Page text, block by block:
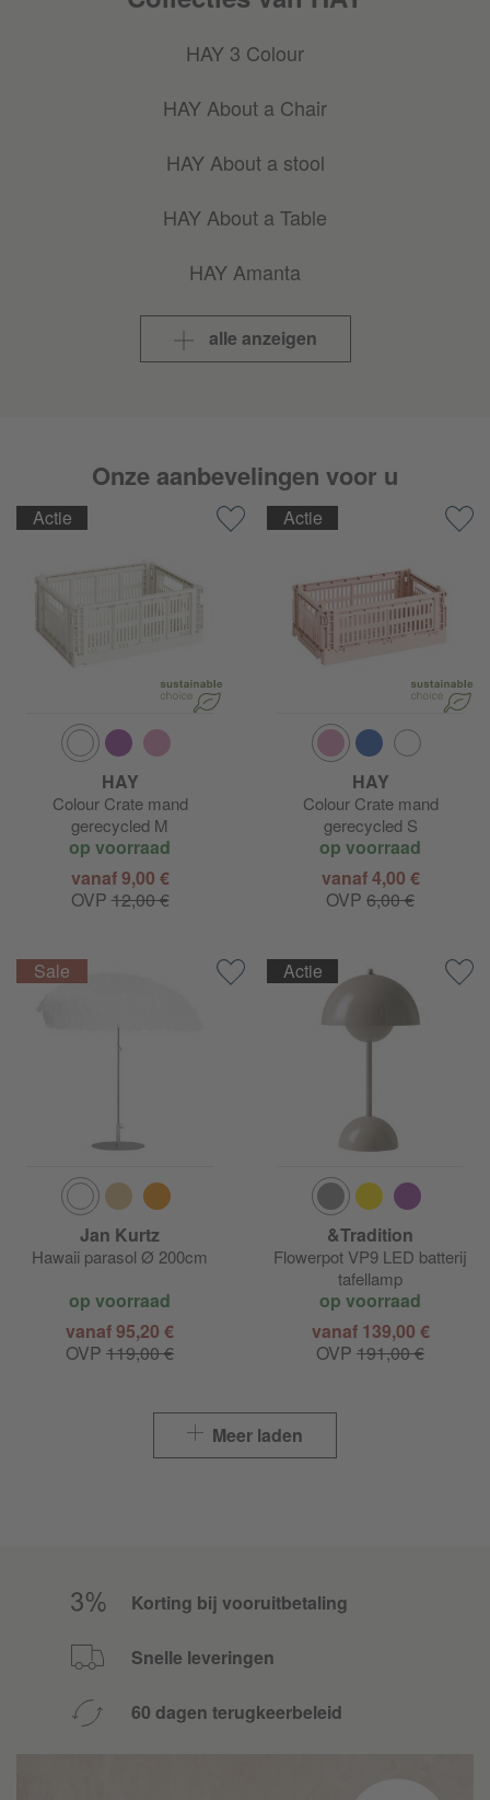
HAY 3 Colour
HAY About a Chair
HAY About a stool
HAY About a Table
HAY Amanta
HAY Angle
HAY Apollo
HAY Balcony
HAY Can Sofa 2.0
HAY Colour Crate
HAY Colour Rack
HAY Common
alle anzeigen
Onze aanbevelingen voor u
Actie
HAY
Colour Crate mand
gerecycled M
op voorraad
vanaf 9,00 €
OVP12,00 €
Actie
HAY
Colour Crate mand
gerecycled S
op voorraad
vanaf 4,00 €
OVP 6,00 €
Jan Kurtz
Hawaii parasol Ø 200cm
op voorraad
vanaf 95,20 €
OVP 119,00 €
Actie
&Tradition
Flowerpot VP9 LED batterij
tafellamp
op voorraad
vanaf 139,00 €
OVP 191,00 €
Meer laden
Korting bij vooruitbetaling
Snelle leveringen
60 dagen terugkeerbeleid